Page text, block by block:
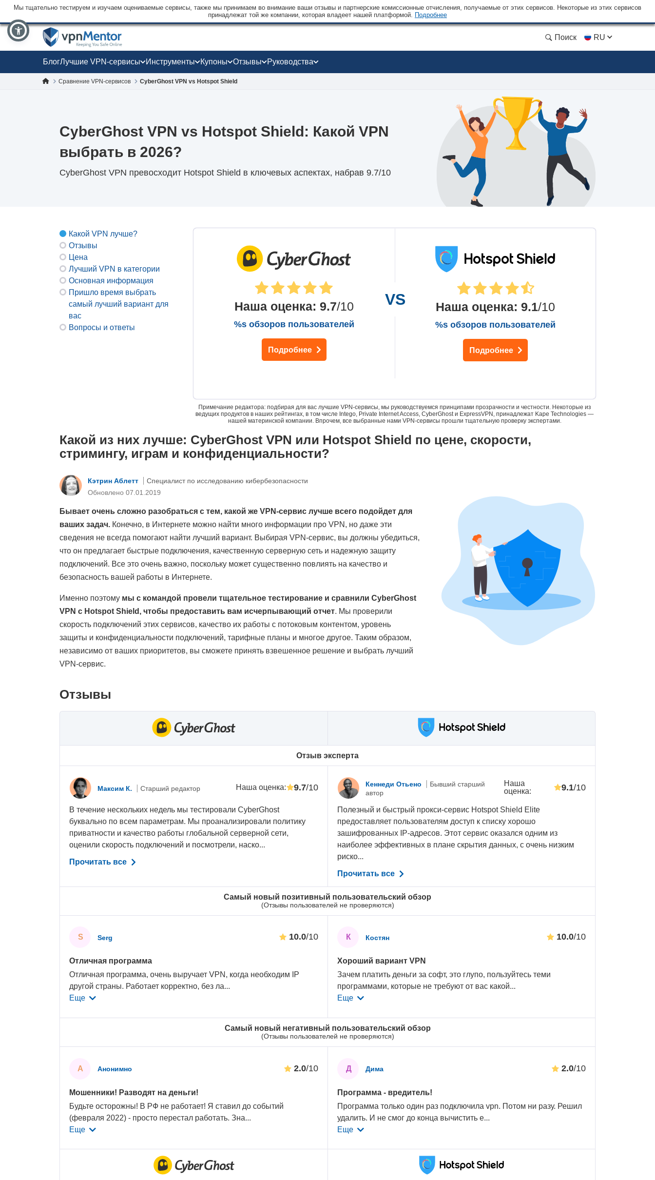
Мы тщательно тестируем и изучаем оцениваемые сервисы, также мы принимаем во внимание ваши отзывы и партнерские комиссионные отчисления, получаемые от этих сервисов. Некоторые из этих сервисов
принадлежат той же компании, которая владеет нашей платформой. Подробнее
Поиск RU
БлогЛучшие VPN-сервисы Инструменты Купоны Отзывы Руководства
Сравнение VPN-сервисов CyberGhost VPN vs Hotspot Shield
CyberGhost VPN vs Hotspot Shield: Какой VPN
выбрать в 2026?
CyberGhost VPN превосходит Hotspot Shield в ключевых аспектах, набрав 9.7/10
Какой VPN лучше?
Отзывы
Цена
Лучший VPN в категории
Основная информация
Пришло время выбрать
самый лучший вариант для
вас
Вопросы и ответы
Наша оценка: 9.7/10
%s обзоров пользователей
Подробнее
Наша оценка: 9.1/10
%s обзоров пользователей
Подробнее
Примечание редактора: подбирая для вас лучшие VPN-сервисы, мы руководствуемся принципами прозрачности и честности. Некоторые из
ведущих продуктов в наших рейтингах, в том числе Intego, Private Internet Access, CyberGhost и ExpressVPN, принадлежат Kape Technologies —
нашей материнской компании. Впрочем, все выбранные нами VPN-сервисы прошли тщательную проверку экспертами.
Какой из них лучше: CyberGhost VPN или Hotspot Shield по цене, скорости,
стримингу, играм и конфиденциальности?
Кэтрин Аблетт
Специалист по исследованию кибербезопасности
Обновлено 07.01.2019
Бывает очень сложно разобраться с тем, какой же VPN-сервис лучше всего подойдет для
ваших задач. Конечно, в Интернете можно найти много информации про VPN, но даже эти
сведения не всегда помогают найти лучший вариант. Выбирая VPN-сервис, вы должны убедиться,
что он предлагает быстрые подключения, качественную серверную сеть и надежную защиту
подключений. Все это очень важно, поскольку может существенно повлиять на качество и
безопасность вашей работы в Интернете.
Именно поэтому мы с командой провели тщательное тестирование и сравнили CyberGhost
VPN с Hotspot Shield, чтобы предоставить вам исчерпывающий отчет. Мы проверили
скорость подключений этих сервисов, качество их работы с потоковым контентом, уровень
защиты и конфиденциальности подключений, тарифные планы и многое другое. Таким образом,
независимо от ваших приоритетов, вы сможете принять взвешенное решение и выбрать лучший
VPN-сервис.
Отзывы
Oтзыв эксперта
Самый новый позитивный пользовательский обзор
(Отзывы пользователей не проверяются)
Самый новый негативный пользовательский обзор
(Отзывы пользователей не проверяются)
Максим К. Старший редактор Наша оценка: 9.7/10
В течение нескольких недель мы тестировали CyberGhost
буквально по всем параметрам. Мы проанализировали политику
приватности и качество работы глобальной серверной сети,
оценили скорость подключений и посмотрели, наско...
Прочитать все
S Serg 10.0/10
Отличная программа
Отличная программа, очень выручает VPN, когда необходим IP
другой страны. Работает корректно, без ла...
Еще
А Анонимно 2.0/10
Мошенники! Разводят на деньги!
Будьте осторожны! В РФ не работает! Я ставил до событий
(февраля 2022) - просто перестал работать. Зна...
Еще
Кеннеди Отьено
Бывший старший
автор
Наша
оценка: 9.1/10
Полезный и быстрый прокси-сервис Hotspot Shield Elite
предоставляет пользователям доступ к списку хорошо
зашифрованных IP-адресов. Этот сервис оказался одним из
наиболее эффективных в плане скрытия данных, с очень низким
риско...
Прочитать все
К Костян 10.0/10
Хороший вариант VPN
Зачем платить деньги за софт, это глупо, пользуйтесь теми
программами, которые не требуют от вас какой...
Еще
Д Дима 2.0/10
Программа - вредитель!
Программа только один раз подключила vpn. Потом ни разу. Решил
удалить. И не смог до конца вычистить е...
Еще